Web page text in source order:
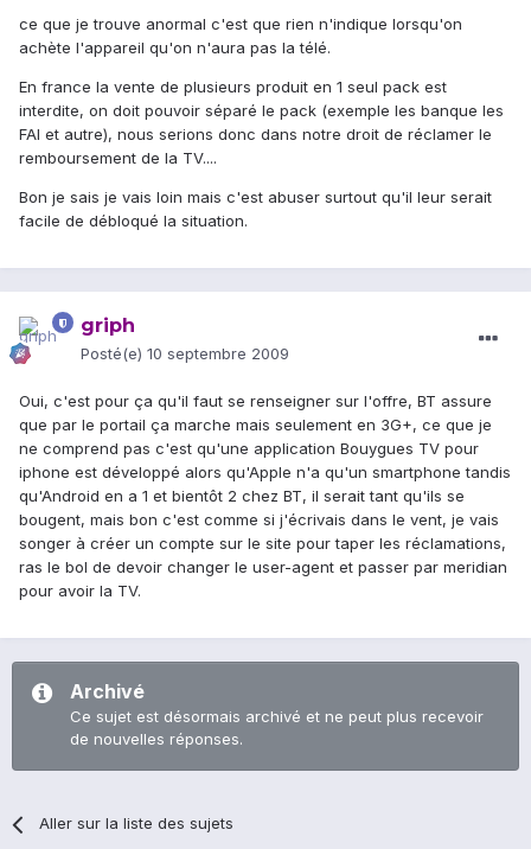
ce que je trouve anormal c'est que rien n'indique lorsqu'on
achète l'appareil qu'on n'aura pas la télé.
En france la vente de plusieurs produit en 1 seul pack est
interdite, on doit pouvoir séparé le pack (exemple les banque les
FAI et autre), nous serions donc dans notre droit de réclamer le
remboursement de la TV....
Bon je sais je vais loin mais c'est abuser surtout qu'il leur serait
facile de débloqué la situation.
griph
Posté(e) 10 septembre 2009
Oui, c'est pour ça qu'il faut se renseigner sur l'offre, BT assure
que par le portail ça marche mais seulement en 3G+, ce que je
ne comprend pas c'est qu'une application Bouygues TV pour
iphone est développé alors qu'Apple n'a qu'un smartphone tandis
qu'Android en a 1 et bientôt 2 chez BT, il serait tant qu'ils se
bougent, mais bon c'est comme si j'écrivais dans le vent, je vais
songer à créer un compte sur le site pour taper les réclamations,
ras le bol de devoir changer le user-agent et passer par meridian
pour avoir la TV.
Archivé
Ce sujet est désormais archivé et ne peut plus recevoir
de nouvelles réponses.
Aller sur la liste des sujets